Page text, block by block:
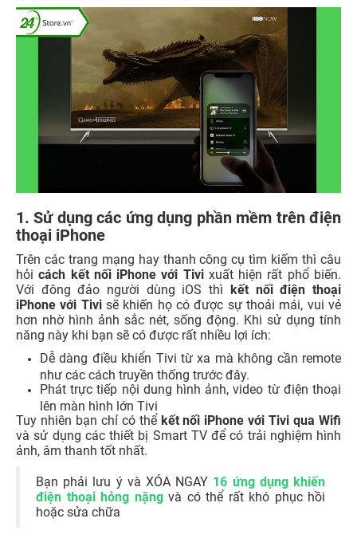
1. Sử dụng các ứng dụng phần mềm trên điện
thoại iPhone
Trên các trang mạng hay thanh công cụ tìm kiếm thì câu
hỏi cách kết nối iPhone với Tivi xuất hiện rất phổ biến.
Với đông đảo người dùng iOS thì kết nối điện thoại
iPhone với Tivisẽ khiến họ có được sự thoải mái, vui vẻ
hơn nhờ hình ảnh sắc nét, sống động. Khi sử dụng tính
năng này khi bạn sẽ có được rất nhiều lợi ích:
Dễ dàng điều khiển Tivi từ xa mà không cần remote
như các cách truyền thống trước đây.
Phát trực tiếp nội dung hình ảnh, video từ điện thoại
lên màn hình lớn Tivi
Tuy nhiên bạn chỉ có thểkết nối iPhone với Tivi qua Wifi
và sử dụng các thiết bị Smart TV để có trải nghiệm hình
ảnh, âm thanh tốt nhất.
Bạn phải lưu ý và XÓA NGAY 16 ứng dụng khiến
điện thoại hỏng nặng và có thể rất khó phục hồi
hoặc sửa chữa